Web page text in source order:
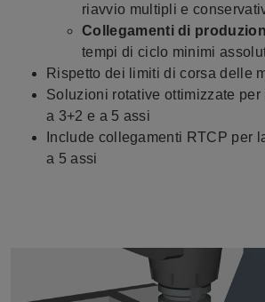
riavvio multipli e
Collegamenti di
tempi di ciclo minimi
Rispetto dei limiti di corsa delle
Soluzioni rotative ottimizzate
a 3+2 e a 5 assi
Include collegamenti RTCP per
a 5 assi